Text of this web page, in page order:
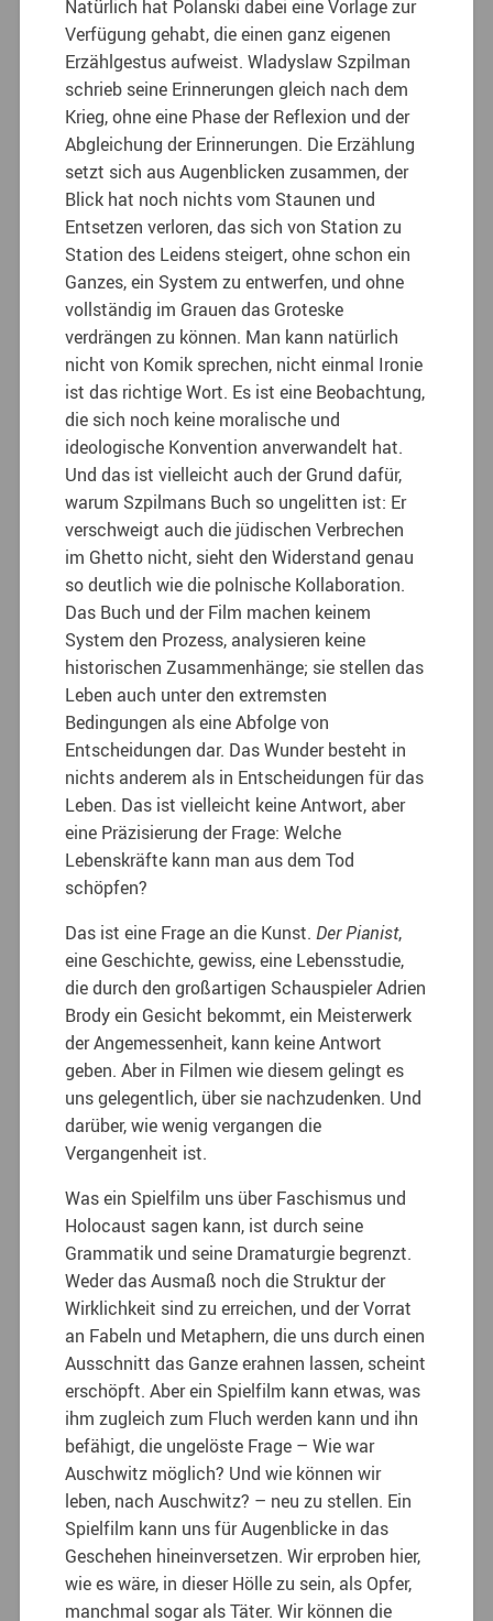
Natürlich hat Polanski dabei eine Vorlage zur
Verfügung gehabt, die einen ganz eigenen
Erzählgestus aufweist. Wladyslaw Szpilman
schrieb seine Erinnerungen gleich nach dem
Krieg, ohne eine Phase der Reflexion und der
Abgleichung der Erinnerungen. Die Erzählung
setzt sich aus Augenblicken zusammen, der
Blick hat noch nichts vom Staunen und
Entsetzen verloren, das sich von Station zu
Station des Leidens steigert, ohne schon ein
Ganzes, ein System zu entwerfen, und ohne
vollständig im Grauen das Groteske
verdrängen zu können. Man kann natürlich
nicht von Komik sprechen, nicht einmal Ironie
ist das richtige Wort. Es ist eine Beobachtung,
die sich noch keine moralische und
ideologische Konvention anverwandelt hat.
Und das ist vielleicht auch der Grund dafür,
warum Szpilmans Buch so ungelitten ist: Er
verschweigt auch die jüdischen Verbrechen
im Ghetto nicht, sieht den Widerstand genau
so deutlich wie die polnische Kollaboration.
Das Buch und der Film machen keinem
System den Prozess, analysieren keine
historischen Zusammenhänge; sie stellen das
Leben auch unter den extremsten
Bedingungen als eine Abfolge von
Entscheidungen dar. Das Wunder besteht in
nichts anderem als in Entscheidungen für das
Leben. Das ist vielleicht keine Antwort, aber
eine Präzisierung der Frage: Welche
Lebenskräfte kann man aus dem Tod
schöpfen?
Das ist eine Frage an die Kunst.Der Pianist,
eine Geschichte, gewiss, eine Lebensstudie,
die durch den großartigen Schauspieler Adrien
Brody ein Gesicht bekommt, ein Meisterwerk
der Angemessenheit, kann keine Antwort
geben. Aber in Filmen wie diesem gelingt es
uns gelegentlich, über sie nachzudenken. Und
darüber, wie wenig vergangen die
Vergangenheit ist.
Was ein Spielfilm uns über Faschismus und
Holocaust sagen kann, ist durch seine
Grammatik und seine Dramaturgie begrenzt.
Weder das Ausmaß noch die Struktur der
Wirklichkeit sind zu erreichen, und der Vorrat
an Fabeln und Metaphern, die uns durch einen
Ausschnitt das Ganze erahnen lassen, scheint
erschöpft. Aber ein Spielfilm kann etwas, was
ihm zugleich zum Fluch werden kann und ihn
befähigt, die ungelöste Frage – Wie war
Auschwitz möglich? Und wie können wir
leben, nach Auschwitz? – neu zu stellen. Ein
Spielfilm kann uns für Augenblicke in das
Geschehen hineinversetzen. Wir erproben hier,
wie es wäre, in dieser Hölle zu sein, als Opfer,
manchmal sogar als Täter. Wir können die